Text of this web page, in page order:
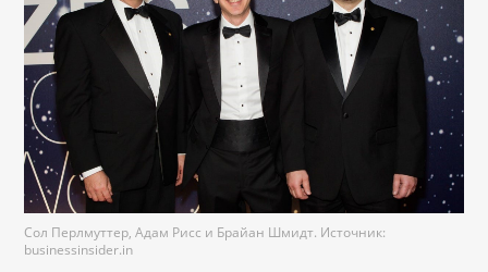
Сол Перлмуттер, Адам Рисс и Брайан Шмидт. Источник:
businessinsider.in